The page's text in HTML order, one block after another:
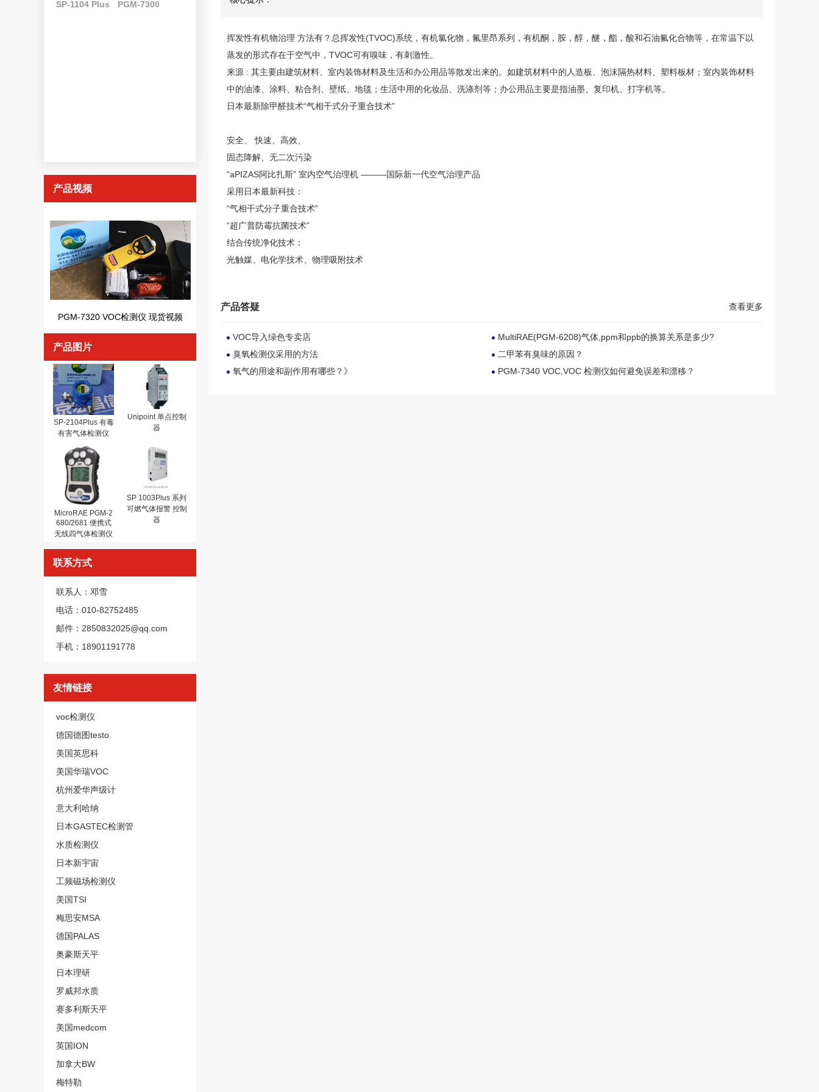
SP-1104 Plus PGM-7300
产品视频
PGM-7320 VOC检测仪 现货视频
产品图片
SP-2104Plus 有毒
有害气体检测仪
Unipoint 单点控制
器
MicroRAE PGM-2
680/2681 便携式
无线四气体检测仪
SP 1003Plus 系列
可燃气体报警 控制
器
联系方式
联系人：邓雪
电话：010-82752485
邮件：2850832025@qq.com
手机：18901191778
友情链接
voc检测仪
德国德图testo
美国英思科
美国华瑞VOC
杭州爱华声级计
意大利哈纳
日本GASTEC检测管
水质检测仪
日本新宇宙
工频磁场检测仪
美国TSI
梅思安MSA
德国PALAS
奥豪斯天平
日本理研
罗威邦水质
赛多利斯天平
美国medcom
英国ION
加拿大BW
梅特勒
挥发性有机物治理 方法有 ？总挥发性(TVOC)系统， 有机氯化物 ，氟里昂系列，有机酮，胺，醇，醚，酯，酸和石油氟化合物等，在常温下以
蒸发的形式存在于空气中， TVOC可有嗅味，有刺激性。
来源 : 其主要由建筑材料、室内装饰材料及生活和办公用品等散发出来的。如建筑材料中的人造板、泡沫隔热材料、塑料板材；室内装饰材料
中的油漆、涂料、粘合剂、壁纸、地毯；生活中用的化妆品、洗涤剂等；办公用品主要是指油墨、复印机、打字机等。
日本最新除甲醛技术“气相干式分子重合技术”
安全、 快速、高效、
固态降解、无二次污染
“aPIZAS阿比扎斯” 室内空气治理机 ———国际新一代空气治理产品
采用日本最新科技：
“气相干式分子重合技术”
“超广普防霉抗菌技术”
结合传统净化技术：
光触媒、电化学技术、物理吸附技术
产品答疑 查看更多
VOC导入绿色专卖店
臭氧检测仪采用的方法
氧气的用途和副作用有哪些？》
MultiRAE(PGM-6208)气体,ppm和ppb的换算关系是多少?
二甲苯有臭味的原因？
PGM-7340 VOC,VOC 检测仪如何避免误差和漂移？